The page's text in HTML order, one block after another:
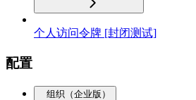
个人访问令牌 [封闭测试]
配置
组织（企业版）